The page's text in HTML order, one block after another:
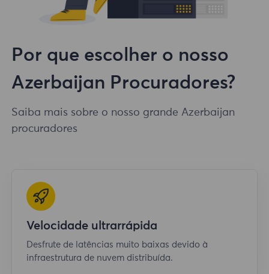
Por que escolher o nosso
Azerbaijan Procuradores?
Saiba mais sobre o nosso grande Azerbaijan
procuradores
Velocidade ultrarrápida
Desfrute de latências muito baixas devido à
infraestrutura de nuvem distribuída.